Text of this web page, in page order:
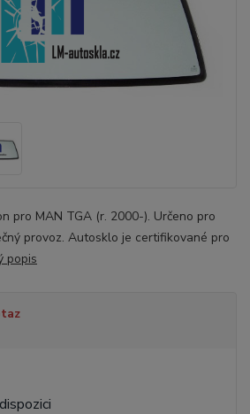
pro MAN TGA (r. 2000-). Určeno pro
provoz. Autosklo je certifikované pro
popis